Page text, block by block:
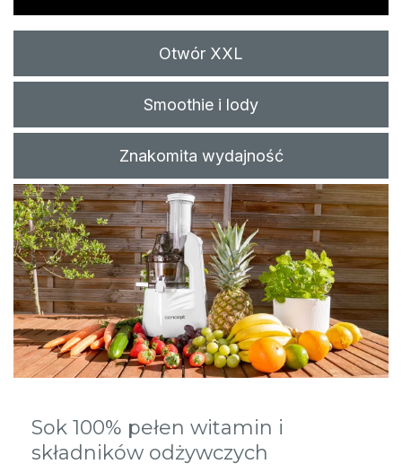
Otwór XXL
Smoothie i lody
Znakomita wydajność
Sok 100% pełen witamin i
składników odżywczych